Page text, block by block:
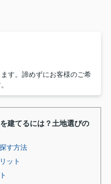
す。諦めずにお客様のご希
建てるには？土地選びの
す方法
ット